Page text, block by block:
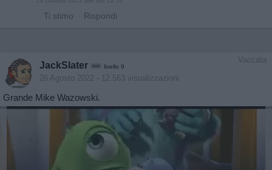
· Ti stimo · Rispondi
Vaccata
JackSlater livello 9
26 Agosto 2022 - 12.563 visualizzazioni
Grande Mike Wazowski.